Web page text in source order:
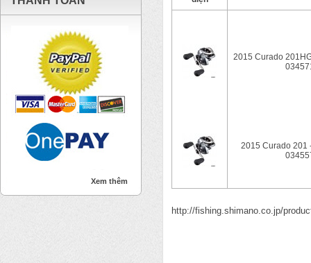
Xem thêm
2015 Curado
2015 Curado 201
http://fishing.shimano.co.jp/